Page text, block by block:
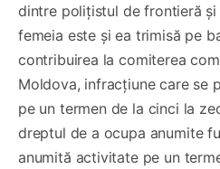
dintre polițistul de frontieră și
femeia este și ea trimisă pe
contribuirea la comiterea
Moldova, infracțiune care se
pe un termen de la cinci la
dreptul de a ocupa anumite
anumită activitate pe un